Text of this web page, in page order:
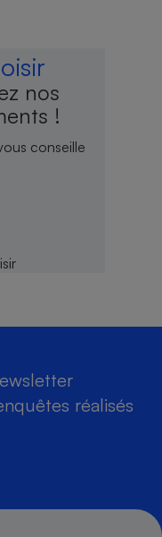
nos
!
conseille
réalisés